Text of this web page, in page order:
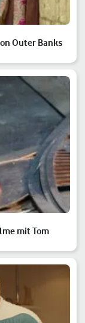
Outer Banks
mit Tom